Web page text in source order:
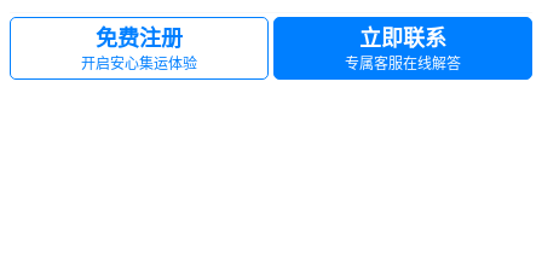
免费注册
开启安心集运体验
立即联系
专属客服在线解答